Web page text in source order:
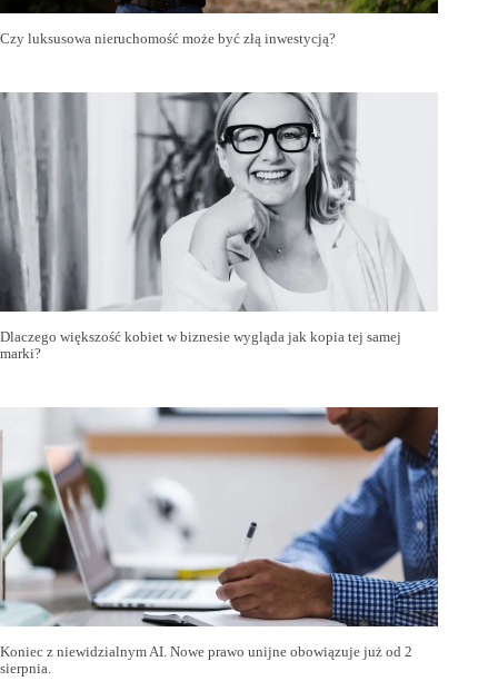
Czy luksusowa nieruchomość może być złą inwestycją?
Dlaczego większość kobiet w biznesie wygląda jak kopia tej samej
marki?
Koniec z niewidzialnym AI. Nowe prawo unijne obowiązuje już od 2
sierpnia.